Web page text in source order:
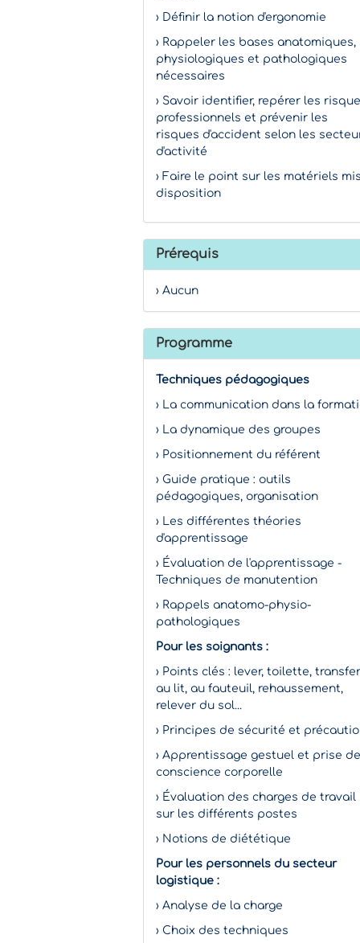
› Définir la notion d'ergonomie
› Rappeler les bases anatomiques,
physiologiques et pathologiques
nécessaires
› Savoir identifier, repérer les
professionnels et prévenir les
risques d'accident selon les
d'activité
› Faire le point sur les matériels
disposition
Prérequis
› Aucun
Programme
Techniques pédagogiques
› La communication dans la
› La dynamique des groupes
› Positionnement du référent
› Guide pratique : outils
pédagogiques, organisation
› Les différentes théories
d'apprentissage
› Évaluation de l'apprentissage -
Techniques de manutention
› Rappels anatomo-physio-
pathologiques
Pour les soignants :
› Points clés : lever, toilette,
au lit, au fauteuil, rehaussement,
relever du sol...
› Principes de sécurité et
› Apprentissage gestuel et prise de
conscience corporelle
› Évaluation des charges de travail
sur les différents postes
› Notions de diététique
Pour les personnels du secteur
logistique :
› Analyse de la charge
› Choix des techniques